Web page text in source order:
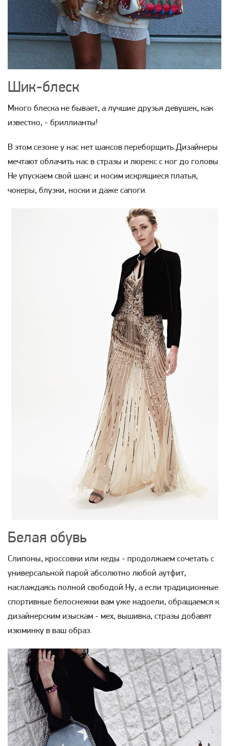
Шик-блеск
Много блеска не бывает, а лучшие друзья девушек, как
известно, - бриллианты!
В этом сезоне у нас нет шансов переборщить.Дизайнеры
мечтают облачить нас в стразы и люрекс с ног до головы.
Не упускаем свой шанс и носим искрящиеся платья,
чокеры, блузки, носки и даже сапоги.
Белая обувь
Слипоны, кроссовки или кеды - продолжаем сочетать с
универсальной парой абсолютно любой аутфит,
наслаждаясь полной свободой.Ну, а если традиционные
спортивные белоснежки вам уже надоели, обращаемся к
дизайнерским изыскам - мех, вышивка, стразы добавят
изюминку в ваш образ.